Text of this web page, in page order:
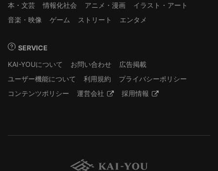
本・文芸
情報化社会 アニメ・漫画
イラスト・アート
音楽・映像
ゲーム ストリート エンタメ
SERVICE
KAI-YOUについて
お問い合わせ
広告掲載
ユーザー機能について
利用規約
プライバシーポリシー
コンテンツポリシー
運営会社 採用情報